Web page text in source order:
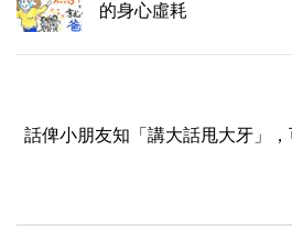
的身心虛耗
話俾小朋友知「講大話甩大牙」